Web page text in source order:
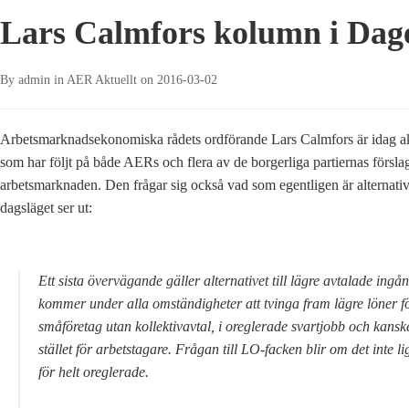
Lars Calmfors kolumn i
By admin in AER Aktuellt on 2016-03-02
Arbetsmarknadsekonomiska rådets ordförande Lars Calmfors är
som har följt på både AERs och flera av de borgerliga partiernas
arbetsmarknaden. Den frågar sig också vad som egentligen är
dagsläget ser ut:
Ett sista övervägande gäller alternativet till lägre avtalade
kommer under alla omständigheter att tvinga fram lägre löner
småföretag utan kollektivavtal, i oreglerade svartjobb och
stället för arbetstagare. Frågan till LO-facken blir om det inte
för helt oreglerade.